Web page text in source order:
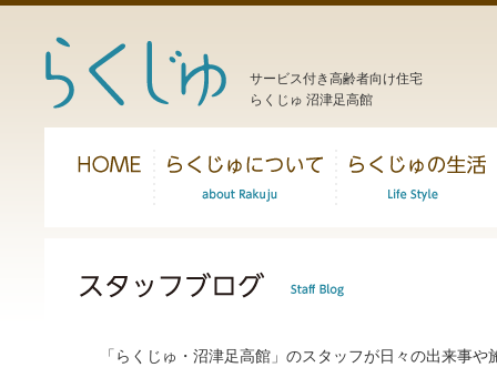
サービス付き高齢者向け住宅
らくじゅ 沼津足高館
「らくじゅ・沼津足高館」のスタッフが日々の出来事